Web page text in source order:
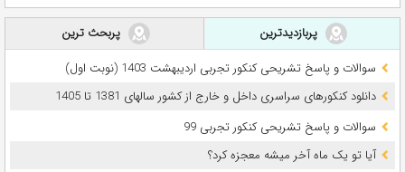
پربازدیدترین
پربحث ترین
سوالات و پاسخ تشریحی کنکور تجربی اردیبهشت 1403 (نوبت اول)
دانلود کنکورهای سراسری داخل و خارج از کشور سالهای 1381 تا 1405
سوالات و پاسخ تشریحی کنکور تجربی 99
آیا تو یک ماه آخر میشه معجزه کرد؟